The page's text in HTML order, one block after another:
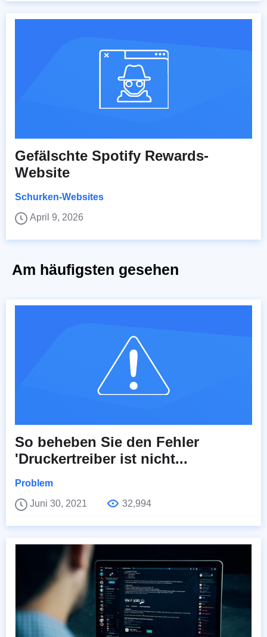
Gefälschte Spotify Rewards-
Website
Schurken-Websites
April 9, 2026
Am häufigsten gesehen
So beheben Sie den Fehler
'Druckertreiber ist nicht...
Problem
Juni 30, 2021
32,994